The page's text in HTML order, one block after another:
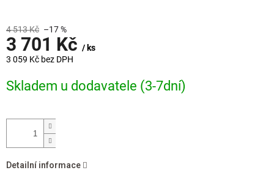
4 513 Kč –17 %
3 701 Kč / ks
3 059 Kč bez DPH
cena:
Skladem u dodavatele (3-7dní)
Detailní informace